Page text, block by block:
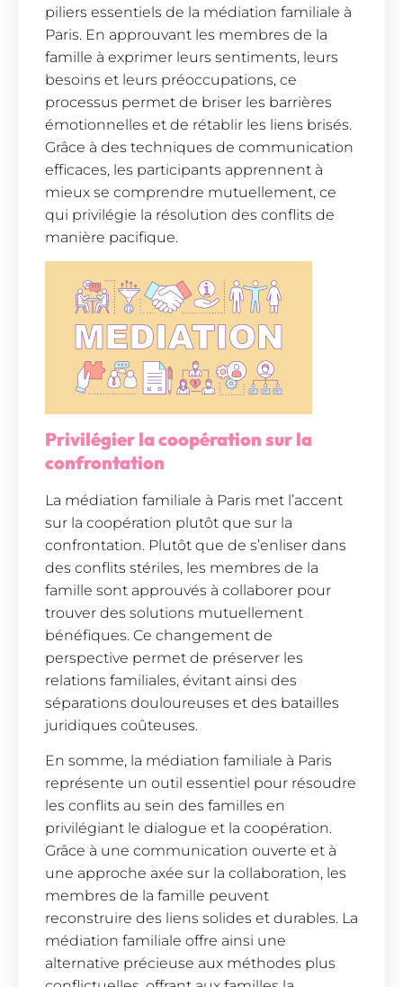
piliers essentiels de la médiation familiale à
Paris. En approuvant les membres de la
famille à exprimer leurs sentiments, leurs
besoins et leurs préoccupations, ce
processus permet de briser les barrières
émotionnelles et de rétablir les liens brisés.
Grâce à des techniques de communication
efficaces, les participants apprennent à
mieux se comprendre mutuellement, ce
qui privilégie la résolution des conflits de
manière pacifique.
Privilégier la coopération sur la
confrontation
La médiation familiale à Paris met l’accent
sur la coopération plutôt que sur la
confrontation. Plutôt que de s’enliser dans
des conflits stériles, les membres de la
famille sont approuvés à collaborer pour
trouver des solutions mutuellement
bénéfiques. Ce changement de
perspective permet de préserver les
relations familiales, évitant ainsi des
séparations douloureuses et des batailles
juridiques coûteuses.
En somme, la médiation familiale à Paris
représente un outil essentiel pour résoudre
les conflits au sein des familles en
privilégiant le dialogue et la coopération.
Grâce à une communication ouverte et à
une approche axée sur la collaboration, les
membres de la famille peuvent
reconstruire des liens solides et durables. La
médiation familiale offre ainsi une
alternative précieuse aux méthodes plus